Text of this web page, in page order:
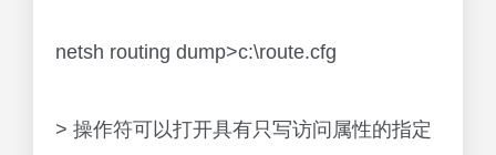
netsh routing dump>c:\route.cfg
> 操作符可以打开具有只写访问属性的指定